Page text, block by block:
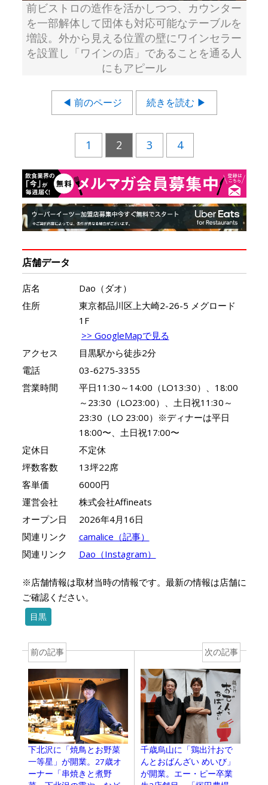
前ビストロの造作を活かしつつ、カウンター
を一部解体して団体も対応可能なテーブルを
増設。外から見える位置の壁にワインセラー
を設置し「ワインの店」であることを通る人
にもアピール
◀ 前のページ 続きを読む ▶
1 2 3 4
店舗データ
店名
Dao（ダオ）
住所
東京都品川区上大崎2-26-5 メグロード
1F
>> GoogleMapで見る
アクセス
目黒駅から徒歩2分
電話
03-6275-3355
営業時間
平日11:30～14:00（LO13:30）、18:00
～23:30（LO23:00）、土日祝11:30～
23:30（LO 23:00）※ディナーは平日
18:00〜、土日祝17:00〜
定休日
不定休
坪数客数
13坪22席
客単価
6000円
運営会社
株式会社Affineats
オープン日
2026年4月16日
関連リンク
camalice（記事）
関連リンク
Dao（Instagram）
※店舗情報は取材当時の情報です。最新の情報は店舗に
ご確認ください。
目黒
前の記事
下北沢に「焼鳥とお野菜
一等星」が開業。27歳オ
ーナー「串焼きと煮野
次の記事
千歳烏山に「鶏出汁おで
んとおばんざい めいび」
が開業。エー・ピー卒業